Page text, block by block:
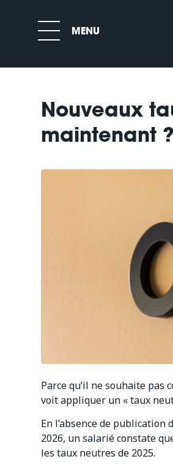
Nouveaux
maintenant ?
Parce qu’il ne souhaite pas
voit appliquer un « taux
En l’absence de
2026, un salarié constate
les taux neutres de 2025.